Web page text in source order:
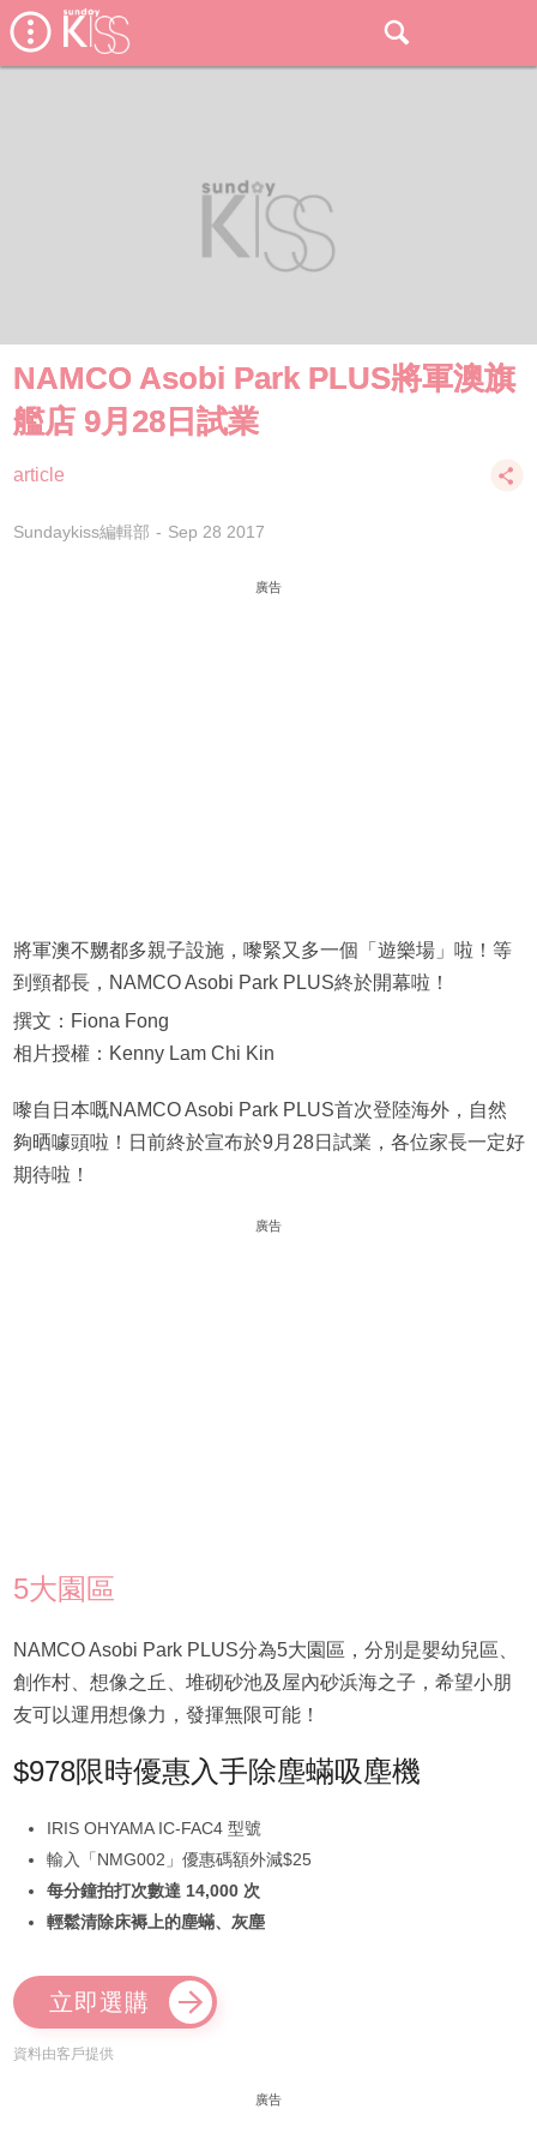
NAMCO Asobi Park PLUS將軍澳旗
艦店 9月28日試業
article
Sundaykiss編輯部 Sep 28 2017
廣告
將軍澳不嬲都多親子設施，嚟緊又多一個「遊樂場」啦！等
到頸都長，NAMCO Asobi Park PLUS終於開幕啦！
撰文：Fiona Fong
相片授權：Kenny Lam Chi Kin
嚟自日本嘅NAMCO Asobi Park PLUS首次登陸海外，自然
夠晒噱頭啦！日前終於宣布於9月28日試業，各位家長一定好
期待啦！
廣告
5大園區
NAMCO Asobi Park PLUS分為5大園區，分別是嬰幼兒區、
創作村、想像之丘、堆砌砂池及屋內砂浜海之子，希望小朋
友可以運用想像力，發揮無限可能！
$978限時優惠入手除塵蟎吸塵機
IRIS OHYAMA IC-FAC4 型號
輸入「NMG002」優惠碼額外減$25
每分鐘拍打次數達 14,000 次
輕鬆清除床褥上的塵蟎、灰塵
立即選購
資料由客戶提供
廣告